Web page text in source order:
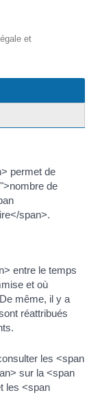
et
permet de
de
span>.
entre le temps
et où
même, il y a
réattribués
les <span
sur la <span
les <span